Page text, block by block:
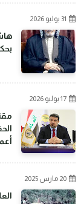
31 يوليو 2026
17 يوليو 2026
20 مارس 2025